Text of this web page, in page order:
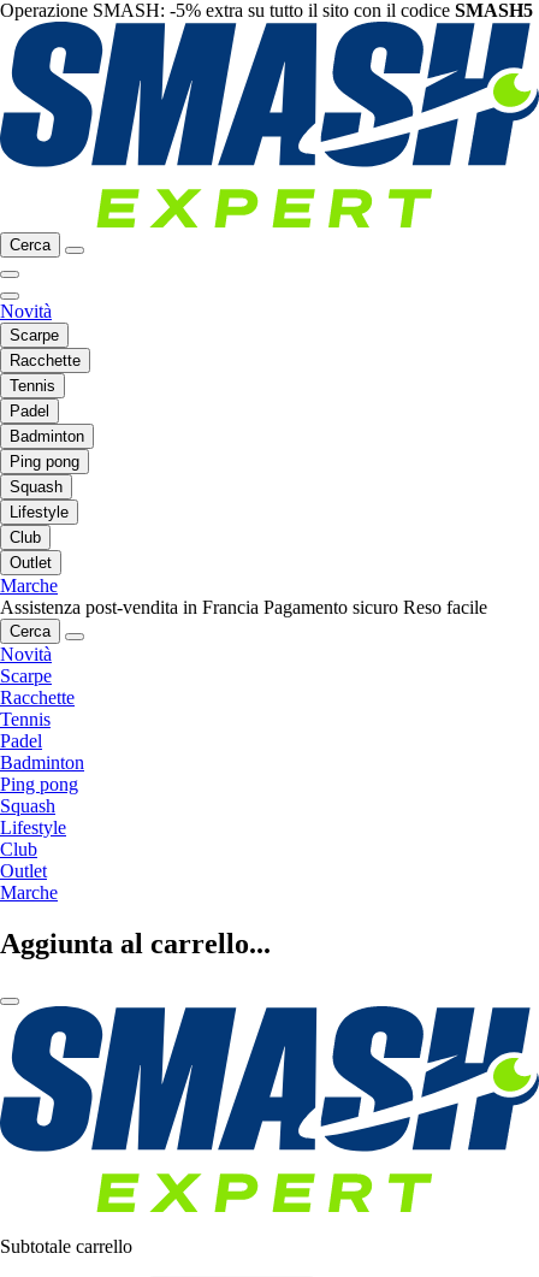
Operazione SMASH: -5% extra su tutto il sito con il codice SMASH5
Cerca
Novità
Scarpe
Racchette
Tennis
Padel
Badminton
Ping pong
Squash
Lifestyle
Club
Outlet
Marche
Assistenza post-vendita in Francia Pagamento sicuro Reso facile
Cerca
Novità
Scarpe
Racchette
Tennis
Padel
Badminton
Ping pong
Squash
Lifestyle
Club
Outlet
Marche
Aggiunta al carrello...
Subtotale carrello